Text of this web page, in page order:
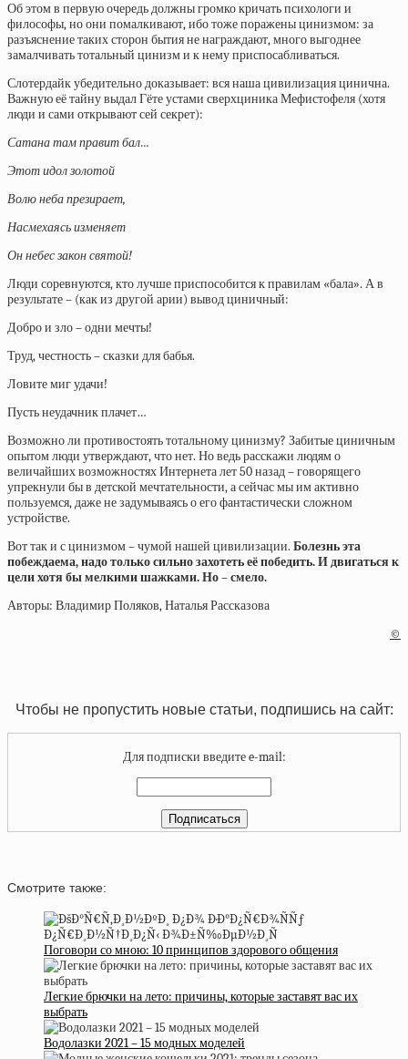
Об этом в первую очередь должны громко кричать психологи и
философы, но они помалкивают, ибо тоже поражены цинизмом: за
разъяснение таких сторон бытия не награждают, много выгоднее
замалчивать тотальный цинизм и к нему приспосабливаться.
Слотердайк убедительно доказывает: вся наша цивилизация цинична.
Важную её тайну выдал Гёте устами сверхциника Мефистофеля (хотя
люди и сами открывают сей секрет):
Сатана там правит бал…
Этот идол золотой
Волю неба презирает,
Насмехаясь изменяет
Он небес закон святой!
Люди соревнуются, кто лучше приспособится к правилам «бала». А в
результате – (как из другой арии) вывод циничный:
Добро и зло – одни мечты!
Труд, честность – сказки для бабья.
Ловите миг удачи!
Пусть неудачник плачет…
Возможно ли противостоять тотальному цинизму? Забитые циничным
опытом люди утверждают, что нет. Но ведь расскажи людям о
величайших возможностях Интернета лет 50 назад – говорящего
упрекнули бы в детской мечтательности, а сейчас мы им активно
пользуемся, даже не задумываясь о его фантастически сложном
устройстве.
Вот так и с цинизмом – чумой нашей цивилизации. Болезнь эта
побеждаема, надо только сильно захотеть её победить. И двигаться к
цели хотя бы мелкими шажками. Но – смело.
Авторы: Владимир Поляков, Наталья Рассказова
©
Чтобы не пропустить новые статьи, подпишись на сайт:
Для подписки введите e-mail:
Смотрите также:
Поговори со мною: 10 принципов здорового общения
Легкие брючки на лето: причины, которые заставят вас их
выбрать
Водолазки 2021 – 15 модных моделей